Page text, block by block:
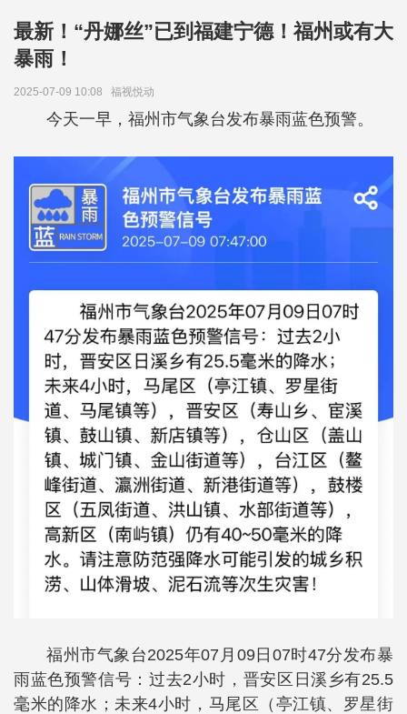
最新！“丹娜丝”已到福建宁德！福州或有大
暴雨！
2025-07-09 10:08 福视悦动
今天一早，福州市气象台发布暴雨蓝色预警。
福州市气象台2025年07月09日07时47分发布暴
雨蓝色预警信号：过去2小时，晋安区日溪乡有25.5
毫米的降水；未来4小时，马尾区（亭江镇、罗星街